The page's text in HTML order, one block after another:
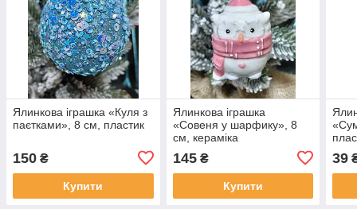
Ялинкова іграшка «Куля з
паєтками», 8 см, пластик
150 ₴
Купити
Ялинкова іграшка
«Совеня у шарфику», 8
см, кераміка
145₴
Купити
39